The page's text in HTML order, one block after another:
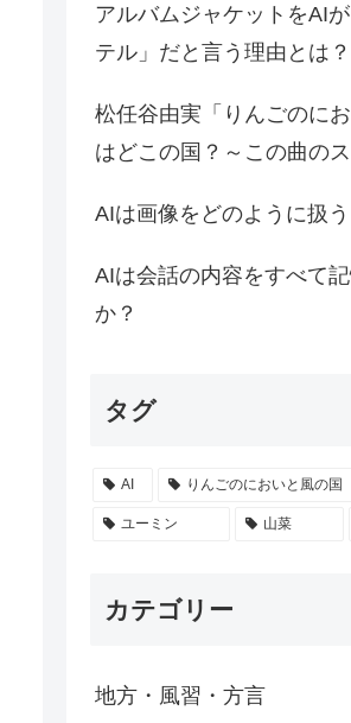
アルバムジャケットをAI
テル」だと言う理由とは？
松任谷由実「りんごのにお
はどこの国？～この曲の
AIは画像をどのように扱う
AIは会話の内容をすべて
か？
タグ
AI りんごのにおいと風の国
ユーミン 山菜
カテゴリー
地方・風習・方言